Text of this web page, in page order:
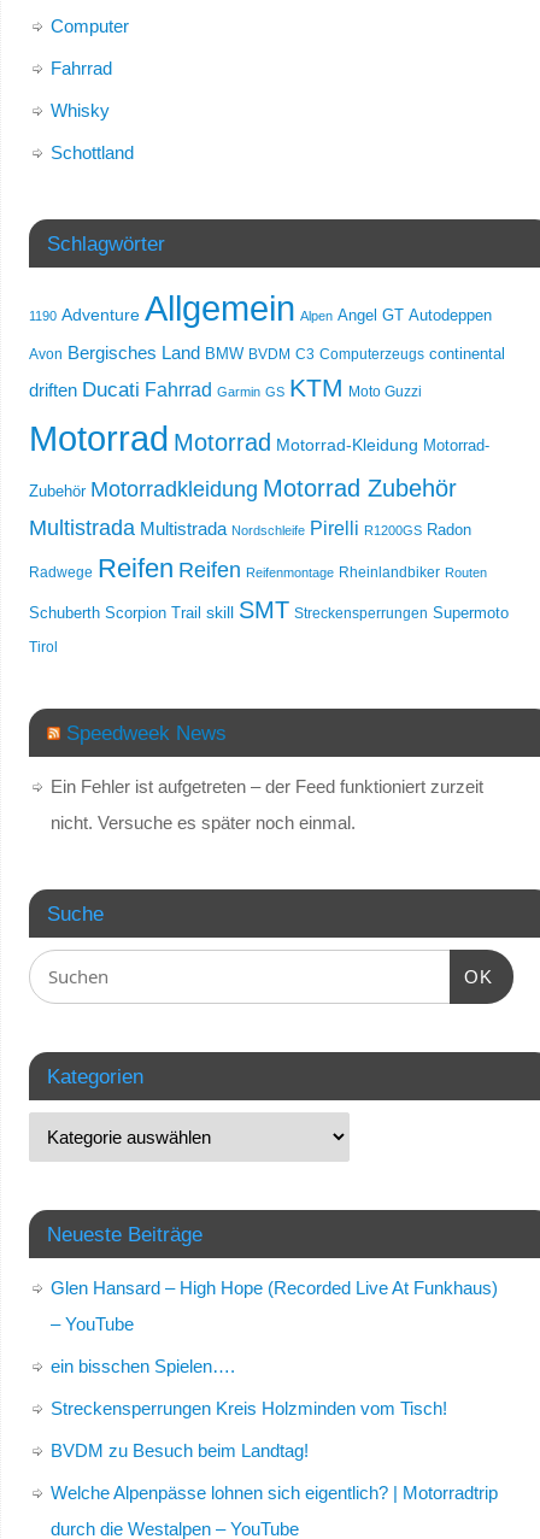
Computer
Fahrrad
Whisky
Schottland
Schlagwörter
1190 Adventure Allgemein Alpen Angel GT Autodeppen
Avon Bergisches Land BMW BVDM C3 Computerzeugs continental
driften Ducati Fahrrad Garmin GS KTM Moto Guzzi
Motorrad Motorrad Motorrad-Kleidung Motorrad-
Zubehör Motorradkleidung Motorrad Zubehör
Multistrada Multistrada Nordschleife Pirelli R1200GS Radon
Radwege Reifen Reifen Reifenmontage Rheinlandbiker Routen
Schuberth Scorpion Trail skill SMT Streckensperrungen Supermoto
Tirol
Speedweek News
Ein Fehler ist aufgetreten – der Feed funktioniert zurzeit
nicht. Versuche es später noch einmal.
Suche
OK
Kategorien
Neueste Beiträge
Glen Hansard – High Hope (Recorded Live At Funkhaus)
– YouTube
ein bisschen Spielen….
Streckensperrungen Kreis Holzminden vom Tisch!
BVDM zu Besuch beim Landtag!
Welche Alpenpässe lohnen sich eigentlich? | Motorradtrip
durch die Westalpen – YouTube